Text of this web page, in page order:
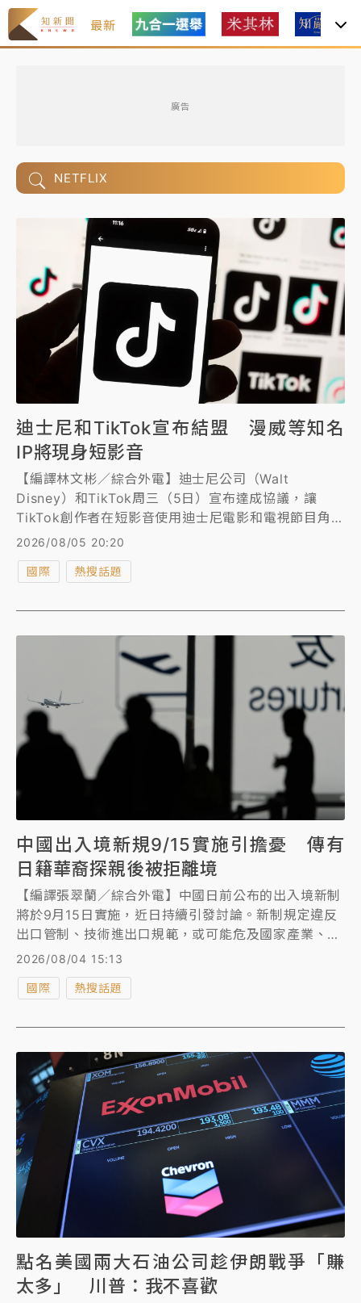
最新
廣告
NETFLIX
迪士尼和TikTok宣布結盟 漫威等知名
IP將現身短影音
【編譯林文彬／綜合外電】迪士尼公司（Walt
Disney）和TikTok周三（5日）宣布達成協議，讓
TikTok創作者在短影音使用迪士尼電影和電視節目角色
與場景，是傳統媒體業者和熱門社群媒體App首度敲定
2026/08/05 20:20
國際 熱搜話題
中國出入境新規9/15實施引擔憂 傳有
日籍華裔探親後被拒離境
【編譯張翠蘭／綜合外電】中國日前公布的出入境新制
將於9月15日實施，近日持續引發討論。新制規定違反
出口管制、技術進出口規範，或可能危及國家產業、技
術安全者，可被限制出境，有學者和分析指出，新規定
適用範圍涵蓋所有經中國離境的人士，但由於標準不
清，有人可能拖著行李準備搭機時才被「依法告知不能
2026/08/04 15:13
國際 熱搜話題
點名美國兩大石油公司趁伊朗戰爭「賺
太多」 川普：我不喜歡